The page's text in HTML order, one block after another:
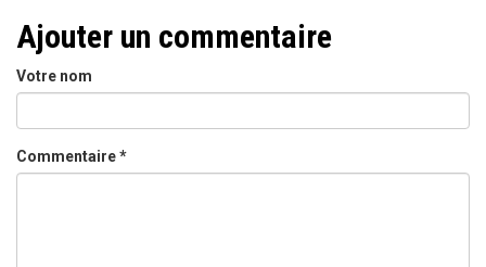
Ajouter un commentaire
Votre nom
Commentaire*